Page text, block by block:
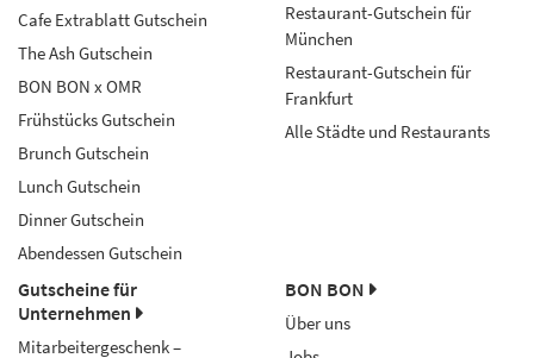
Cafe Extrablatt Gutschein
The Ash Gutschein
BON BON x OMR
Frühstücks Gutschein
Brunch Gutschein
Lunch Gutschein
Dinner Gutschein
Abendessen Gutschein
Restaurant-Gutschein für
München
Restaurant-Gutschein für
Frankfurt
Alle Städte und Restaurants
Gutscheine für
Unternehmen
Mitarbeitergeschenk –
BON BON
Über uns